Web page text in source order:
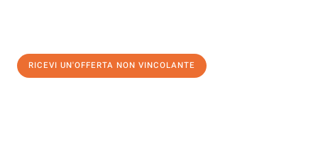
RICEVI UN'OFFERTA NON VINCOLANTE